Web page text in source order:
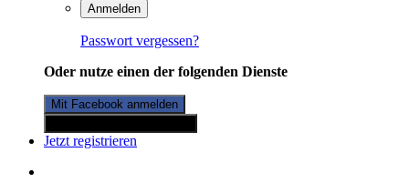
Anmelden
Passwort vergessen?
Oder nutze einen der folgenden Dienste
Mit Facebook anmelden
Jetzt registrieren